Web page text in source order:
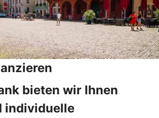
bieten wir Ihnen
individuelle